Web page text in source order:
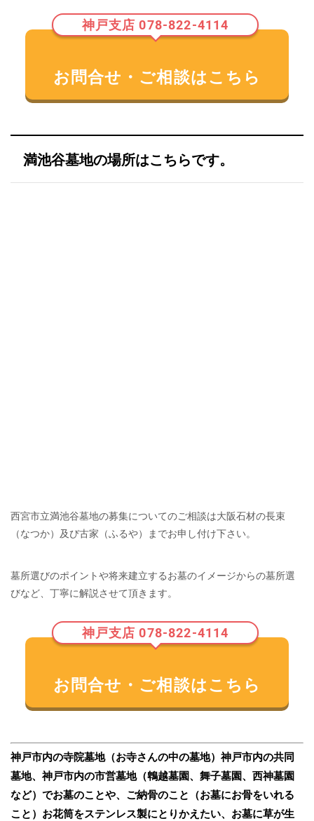
神戸支店 078-822-4114
お問合せ・ご相談はこちら
満池谷墓地の場所はこちらです。
西宮市立満池谷墓地の募集についてのご相談は大阪石材の長束
（なつか）及び古家（ふるや）までお申し付け下さい。
墓所選びのポイントや将来建立するお墓のイメージからの墓所選
びなど、丁寧に解説させて頂きます。
神戸支店 078-822-4114
お問合せ・ご相談はこちら
神戸市内の寺院墓地（お寺さんの中の墓地） 神戸市内の共同
墓地、神戸市内の市営墓地（鵯越墓園、舞子墓園、西神墓園
など）でお墓のことや、ご納骨のこと（お墓にお骨をいれる
こと） お花筒をステンレス製にとりかえたい、お墓に草が生